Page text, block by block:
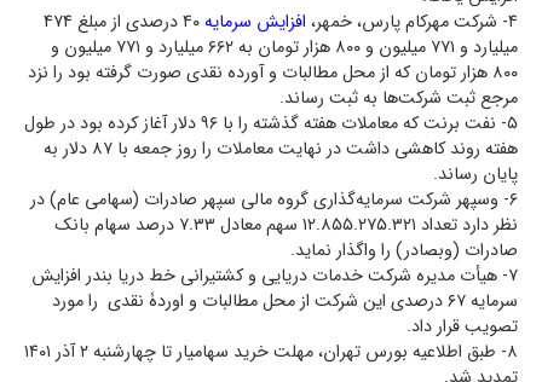
۴- شرکت مهرکام پارس، خمهر،
افزایش سرمایه
۴۰ درصدی از مبلغ ۴۷۴
میلیارد و ۷۷۱ میلیون و ۸۰۰ هزار تومان به ۶۶۲ میلیارد و ۷۷۱ میلیون و
۸۰۰ هزار تومان که از محل مطالبات و آورده نقدی صورت گرفته بود را نزد
مرجع ثبت شرکت‌ها به ثبت رساند.
۵- نفت برنت که معاملات هفته گذشته را با ۹۶ دلار آغاز کرده بود در طول
هفته روند کاهشی داشت در نهایت معاملات را روز جمعه با ۸۷ دلار به
پایان رساند.
۶- وسپهر شرکت سرمایه‌گذاری گروه مالی سپهر صادرات (سهامی عام) در
نظر دارد تعداد ۱۲.۸۵۵.۲۷۵.۳۲۱ سهم معادل ۷.۳۳ درصد سهام بانک
صادرات (وبصادر) را واگذار نماید.
۷- هیأت مدیره شرکت خدمات دریایی و کشتیرانی خط دریا بندر افزایش
سرمایه ۶۷ درصدی این شرکت از محل مطالبات و اوردۀ نقدی را مورد
تصویب قرار داد.
۸- طبق اطلاعیه بورس تهران، مهلت خرید سهامیار تا چهارشنبه ۲ آذر ۱۴۰۱